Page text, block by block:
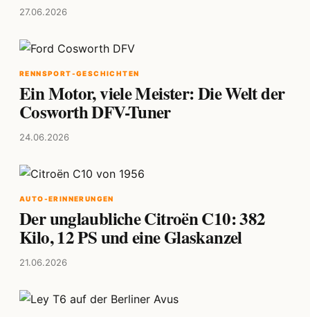
27.06.2026
RENNSPORT-GESCHICHTEN
Ein Motor, viele Meister: Die Welt der
Cosworth DFV-Tuner
24.06.2026
AUTO-ERINNERUNGEN
Der unglaubliche Citroën C10: 382
Kilo, 12 PS und eine Glaskanzel
21.06.2026